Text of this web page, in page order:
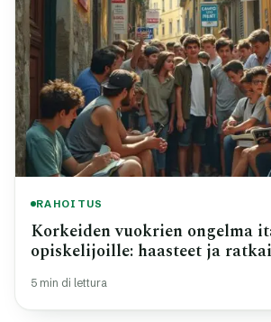
RAHOITUS
Korkeiden vuokrien ongelma
opiskelijoille: haasteet ja
5 min di lettura